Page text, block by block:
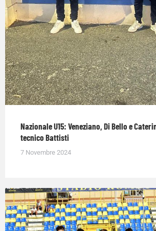
Nazionale U15: Veneziano, Di Bello e
tecnico Battisti
7 Novembre 2024